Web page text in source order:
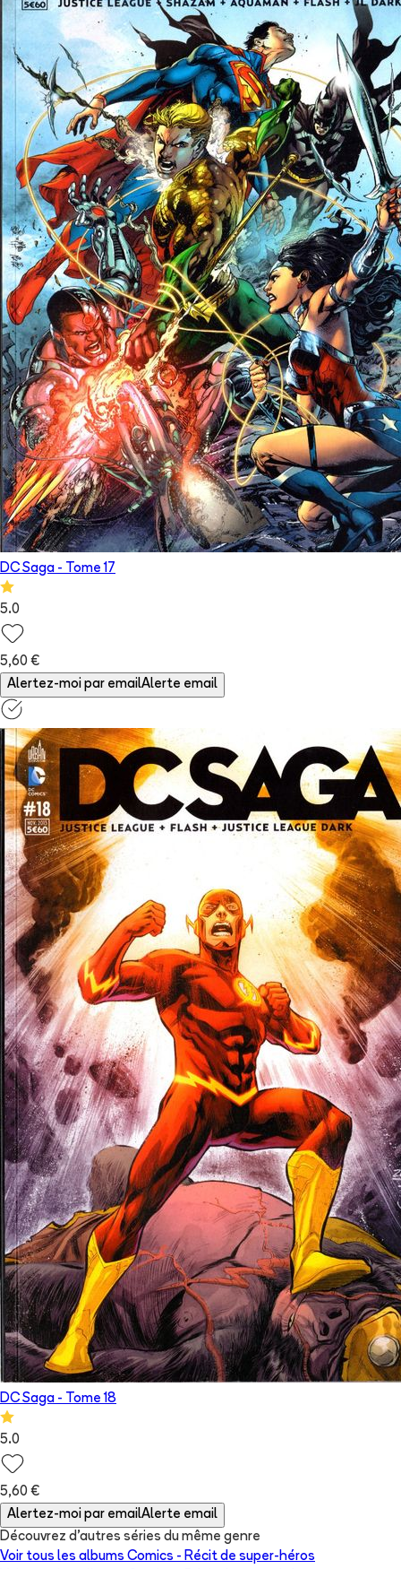
DC Saga - Tome 17
5.0
5,60 €
Alertez-moi par emailAlerte email
DC Saga - Tome 18
5.0
5,60 €
Alertez-moi par emailAlerte email
Découvrez d'autres séries du même genre
Voir tous les albums Comics - Récit de super-héros